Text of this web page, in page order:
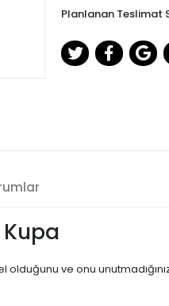
Planlanan Teslimat
olduğunu ve onu